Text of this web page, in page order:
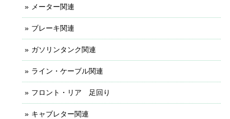
メーター関連
ブレーキ関連
ガソリンタンク関連
ライン・ケーブル関連
フロント・リア 足回り
キャブレター関連